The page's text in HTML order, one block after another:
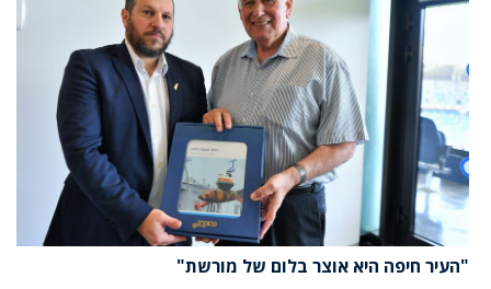
"העיר חיפה היא אוצר בלום של מורשת"